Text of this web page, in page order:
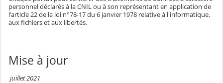
personnel déclarés à la CNIL ou à son représentant en application de
l'article 22 de la loi n°78-17 du 6 janvier 1978 relative à l'informatique,
aux fichiers et aux libertés.
Mise à jour
juillet 2021